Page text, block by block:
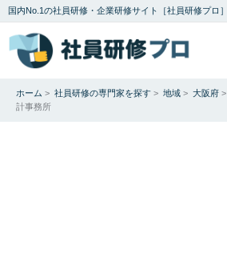
国内No.1の社員研修・企業研修サイト［社員研修プロ］
ホーム > 社員研修の専門家を探す > 地域 > 大阪府 >
計事務所